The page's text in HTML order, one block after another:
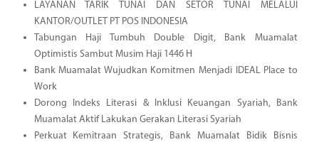
LAYANAN TARIK TUNAI DAN SETOR TUNAI MELALUI
KANTOR/OUTLET PT POS INDONESIA
Tabungan Haji Tumbuh Double Digit, Bank Muamalat
Optimistis Sambut Musim Haji 1446 H
Bank Muamalat Wujudkan Komitmen Menjadi IDEAL Place to
Work
Dorong Indeks Literasi & Inklusi Keuangan Syariah, Bank
Muamalat Aktif Lakukan Gerakan Literasi Syariah
Perkuat Kemitraan Strategis, Bank Muamalat Bidik Bisnis